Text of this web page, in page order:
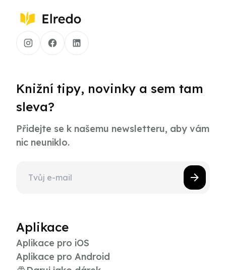
Knižní tipy, novinky a sem tam
sleva?
Přidejte se k našemu newsletteru, aby vám
nic neuniklo.
Aplikace
Aplikace pro iOS
Aplikace pro Android